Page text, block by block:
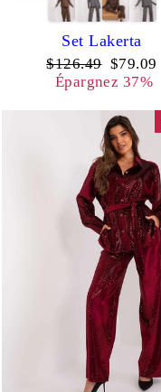
Set Lakerta
Prix
régulier
$126.49 Prix
réduit
$79.09
Épargnez 37%